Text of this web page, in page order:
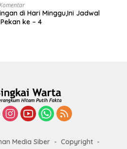
di Hari Minggu,Ini Jadwal
ke – 4
Media Siber
Copyright